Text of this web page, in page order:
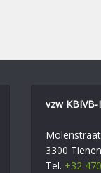
vzw
3300
Tel. +32